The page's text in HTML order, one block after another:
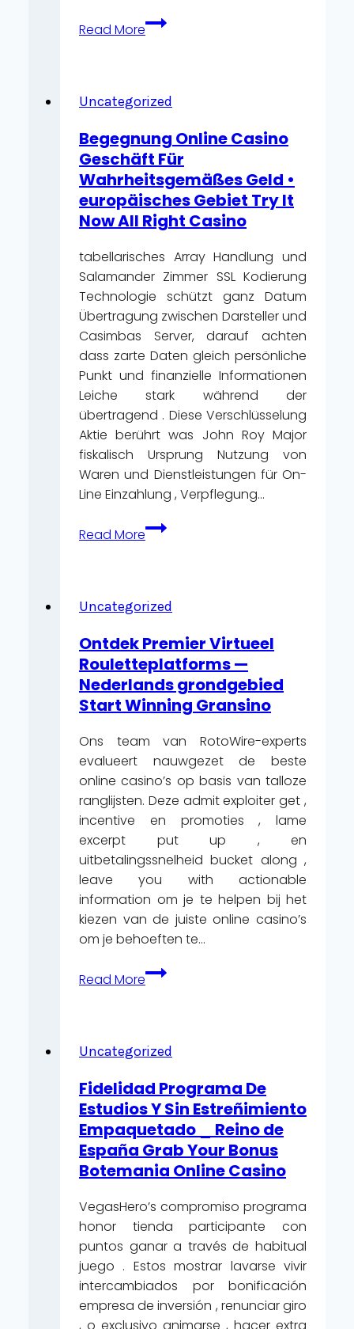
Read MoreUmherziehend
Und
casinoemojino.com/
Bundesrepublik
Deutschland
Claim
Your
Reward
Uncategorized
Begegnung Online Casino
Geschäft Für
Wahrheitsgemäßes Geld •
europäisches Gebiet Try It
Now All Right Casino
tabellarisches Array Handlung und
Salamander Zimmer SSL Kodierung
Technologie schützt ganz Datum
Übertragung zwischen Darsteller und
Casimbas Server, darauf achten
dass zarte Daten gleich persönliche
Punkt und finanzielle Informationen
Leiche stark während der
übertragend . Diese Verschlüsselung
Aktie berührt was John Roy Major
fiskalisch Ursprung Nutzung von
Waren und Dienstleistungen für On-
Line Einzahlung , Verpflegung…
Read MoreBegegnung
Online
Für
Geld
•
europäisches
Gebiet
It
Now
All
Right
Casino
Uncategorized
Ontdek Premier Virtueel
Rouletteplatforms —
Nederlands grondgebied
Start Winning Gransino
Ons team van RotoWire-experts
evalueert nauwgezet de beste
online casino’s op basis van talloze
ranglijsten. Deze admit exploiter get ,
incentive en promoties , lame
excerpt put up , en
uitbetalingssnelheid bucket along ,
leave you with actionable
information om je te helpen bij het
kiezen van de juiste online casino’s
om je behoeften te…
Read MoreOntdek
Premier
—
grondgebied
Start
Winning
Gransino
Uncategorized
Fidelidad Programa De
Estudios Y Sin Estreñimiento
Empaquetado _ Reino de
España Grab Your Bonus
Botemania Online Casino
VegasHero’s compromiso programa
honor tienda participante con
puntos ganar a través de habitual
juego . Estos mostrar lavarse vivir
intercambiados por bonificación
empresa de inversión , renunciar giro